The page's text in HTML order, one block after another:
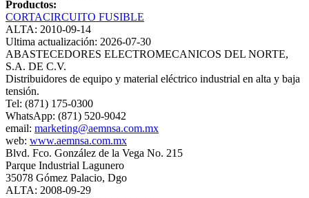
Productos:
CORTACIRCUITO FUSIBLE
ALTA: 2010-09-14
Ultima actualización: 2026-07-30
ABASTECEDORES ELECTROMECANICOS DEL NORTE,
S.A. DE C.V.
Distribuidores de equipo y material eléctrico industrial en alta y baja
tensión.
Tel: (871) 175-0300
WhatsApp: (871) 520-9042
email: marketing@aemnsa.com.mx
web: www.aemnsa.com.mx
Blvd. Fco. González de la Vega No. 215
Parque Industrial Lagunero
35078 Gómez Palacio, Dgo
ALTA: 2008-09-29